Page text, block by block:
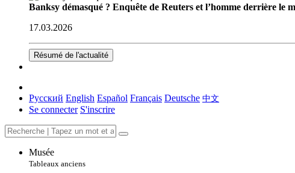
Banksy démasqué ? Enquête de Reuters et l’homme derrière le
17.03.2026
Résumé de l'actualité
Русский English Español Français Deutsche 中文
Se connecter S'inscrire
Musée
Tableaux anciens